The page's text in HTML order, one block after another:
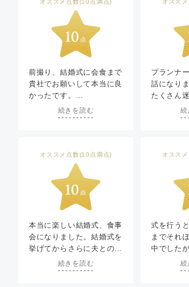
オススメ点数(10点満点)
前撮り、結婚式に会食まで
貴社でお願いして本当に良
かったです。
スタッフの皆様もとても親
切で、温かい式を挙げるこ
続きを読む
オスス
プランナ
話になり
たくさん
ったのに
応してく
続
オススメ点数(10点満点)
本当に楽しい結婚式、食事
会になりました。結婚式を
挙げてからさらに夫との関
係も良くなり、感謝してい
続きを読む
オスス
式を行う
までそれ
中でした
ち合わせ
ただいて
続